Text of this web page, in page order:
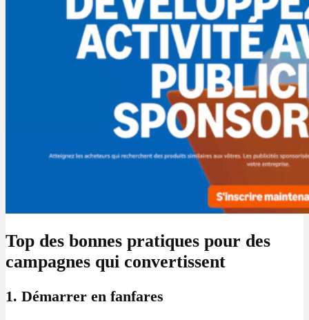
Top des bonnes pratiques pour des
campagnes qui convertissent
1. Démarrer en fanfares